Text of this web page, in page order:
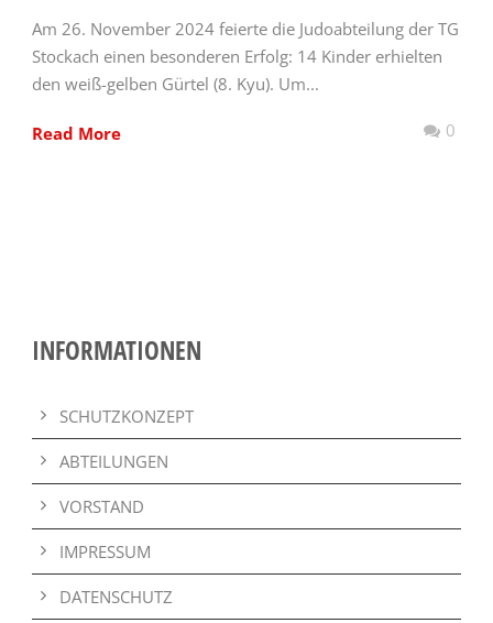
Am 26. November 2024 feierte die Judoabteilung der TG
Stockach einen besonderen Erfolg: 14 Kinder erhielten
den weiß-gelben Gürtel (8. Kyu). Um...
Read More 0
INFORMATIONEN
SCHUTZKONZEPT
ABTEILUNGEN
VORSTAND
IMPRESSUM
DATENSCHUTZ